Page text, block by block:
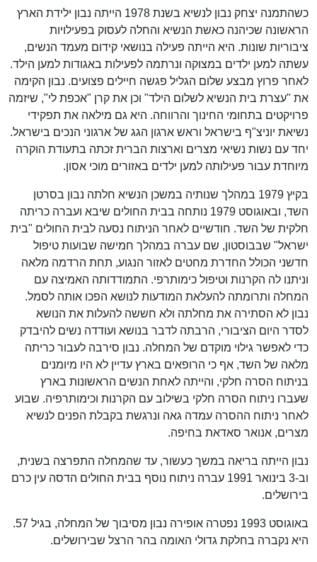
כשהתמנה יצחק נבון לנשיא בשנת 1978 הייתה נבון ילידת הארץ
הראשונה שכיהנה כאשת הנשיא והחלה לעסוק בפעילויות
ציבוריות שונות. היא הייתה פעילה בנושאי קידום מעמד הנשים,
עשתה למען ילדים במצוקה ונרתמה לפעילות באגודות למען הילד.
לאחר פרוץ מבצע שלום הגליל פגשה חיילים פצועים. נבון הקימה
את "עצרת בית הנשיא לשלום הילד" וכן את קרן "אכפת לי", שיזמה
פרויקטים בתחומי החינוך והרווחה. היא גם מילאה את תפקידי
נשיאת יוניצ"ף בישראל וראש ארגון הגג של ארגוני הנכים בישראל.
יחד עם נשות נשיאי מצרים וארצות הברית זכתה בתעודת הוקרה
מיוחדת עבור פעילותה למען ילדים באזורים מוכי אסון.
בקיץ 1979 במהלך שנותיה במשכן הנשיא חלתה נבון בסרטן
השד, ובאוגוסט 1979 נותחה בבית החולים שיבא ועברה כריתה
חלקית של השד. חודשיים לאחר הניתוח נסעה לבית החולים "בית
ישראל" שבבוסטון, שם עברה במהלך חמישה שבועות טיפול
חדשני הכולל החדרת מחטים לאזור הנגוע, תחת הרדמה מלאה
וניתנו לה הקרנות וטיפול כימותרפי. התמודדותה האמיצה עם
המחלה ותרומתה להעלאת המודעות לנושא הפכו אותה לסמל.
נבון לא הסתירה את מחלתה ולא חששה להעלות את הנושא
לסדר היום הציבורי, הרבתה לדבר בנושא ועודדה נשים להיבדק
כדי לאפשר גילוי מוקדם של המחלה. נבון סירבה לעבור כריתה
מלאה של השד, אף כי הרופאים בארץ עדיין לא היו מיומנים
בניתוח הסרה חלקי, והייתה לאחת הנשים הראשונות בארץ
שעברו ניתוח הסרה חלקי בשילוב עם הקרנות וכימותרפיה. שבוע
לאחר ניתוח ההסרה עמדה גאה ונרגשת בקבלת הפנים לנשיא
מצרים, אנואר סאדאת בחיפה.
נבון הייתה בריאה במשך כעשור, עד שהמחלה התפרצה בשנית,
וב-3 בינואר 1991 עברה ניתוח נוסף בבית החולים הדסה עין כרם
בירושלים.
באוגוסט 1993 נפטרה אופירה נבון מסיבוך של המחלה, בגיל 57.
היא נקברה בחלקת גדולי האומה בהר הרצל שבירושלים.